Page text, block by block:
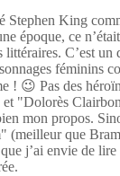
Stephen King
époque, ce
littéraires. C’est un
féminins
! 😉 Pas des
et "Dolorès
mon propos.
(meilleur que
j’ai envie de